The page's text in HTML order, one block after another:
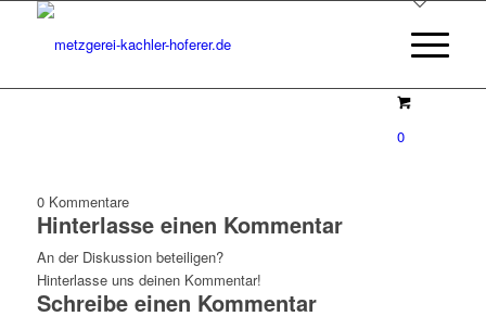
0
0 Kommentare
Hinterlasse einen Kommentar
An der Diskussion beteiligen?
Hinterlasse uns deinen Kommentar!
Schreibe einen Kommentar